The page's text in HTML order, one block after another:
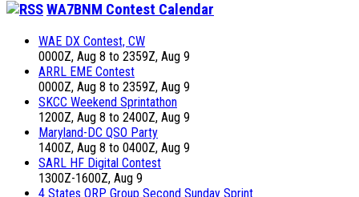
WA7BNM Contest Calendar
WAE DX Contest, CW
0000Z, Aug 8 to 2359Z, Aug 9
ARRL EME Contest
0000Z, Aug 8 to 2359Z, Aug 9
SKCC Weekend Sprintathon
1200Z, Aug 8 to 2400Z, Aug 9
Maryland-DC QSO Party
1400Z, Aug 8 to 0400Z, Aug 9
SARL HF Digital Contest
1300Z-1600Z, Aug 9
4 States QRP Group Second Sunday Sprint